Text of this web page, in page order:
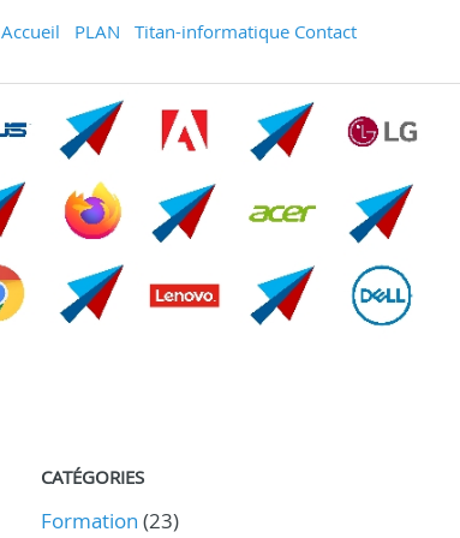
Accueil PLAN Titan-informatique Contact
CATÉGORIES
Formation (23)